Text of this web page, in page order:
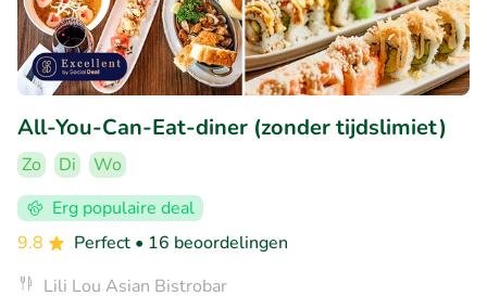
All-You-Can-Eat-diner (zonder tijdslimiet)
Zo Di
Wo
Erg populaire deal
9.8
Perfect • 16 beoordelingen
Lili Lou Asian Bistrobar